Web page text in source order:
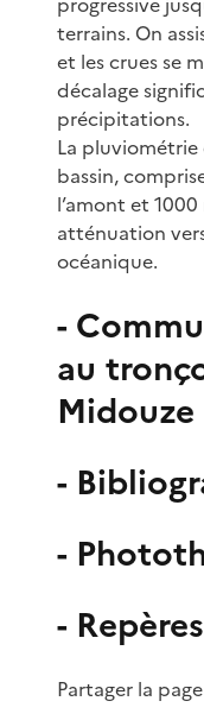
terrains. On
et les crues se
décalage
précipitations.
La pluviométrie
bassin,
l’amont et
atténuation
océanique.
-
au
Midouze
-
-
-
Partager la page